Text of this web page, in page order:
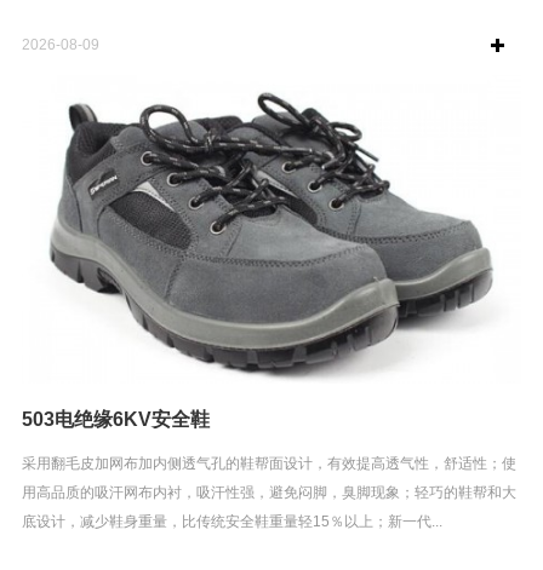
2026-08-09
503电绝缘6KV安全鞋
采用翻毛皮加网布加内侧透气孔的鞋帮面设计，有效提高透气性，舒适性；使
用高品质的吸汗网布内衬，吸汗性强，避免闷脚，臭脚现象；轻巧的鞋帮和大
底设计，减少鞋身重量，比传统安全鞋重量轻15％以上；新一代...